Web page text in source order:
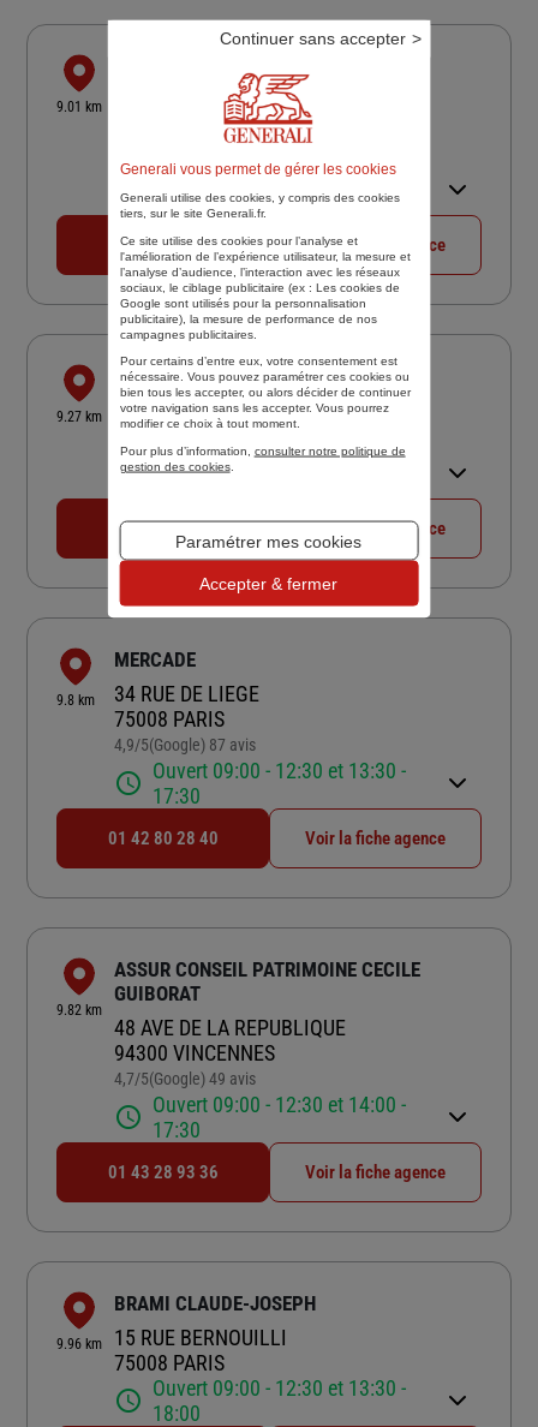
9.01 km
BAYLE ASSURANCES ET PATRIMOINE
3 RUE EDOUARD FOURNIER
75116 PARIS
Ouvert 09:00 - 13:00 et 14:00 -
18:00
01 42 08 89 26 Voir la fiche agence
9.27 km
PARIENTE PASCAL
37 AV GAMBETTA
75020 PARIS
Ouvert 09:30 - 12:00 et 14:00 -
01 43 66 18 72 Voir la fiche agence
9.8 km
MERCADE
34 RUE DE LIEGE
75008 PARIS
4,9/5Note de 4.9 sur 5
(Google) 87 avis
Ouvert 09:00 - 12:30 et 13:30 -
17:30
01 42 80 28 40 Voir la fiche agence
9.82 km
ASSUR CONSEIL PATRIMOINE CECILE
GUIBORAT
48 AVE DE LA REPUBLIQUE
94300 VINCENNES
4,7/5Note de 4.7 sur 5
(Google) 49 avis
Ouvert 09:00 - 12:30 et 14:00 -
17:30
01 43 28 93 36 Voir la fiche agence
9.96 km
BRAMI CLAUDE-JOSEPH
15 RUE BERNOUILLI
75008 PARIS
Ouvert 09:00 - 12:30 et 13:30 -
18:00
Generali vous permet de gérer les cookies
Generali utilise des cookies, y compris des cookies
tiers, sur le site Generali.fr.
Ce site utilise des cookies pour l’analyse et
l'amélioration de l’expérience utilisateur, la mesure et
l’analyse d’audience, l’interaction avec les réseaux
sociaux, le ciblage publicitaire (ex : Les cookies de
Google sont utilisés pour la personnalisation
publicitaire), la mesure de performance de nos
campagnes publicitaires.
Pour certains d’entre eux, votre consentement est
nécessaire. Vous pouvez paramétrer ces cookies ou
bien tous les accepter, ou alors décider de continuer
votre navigation sans les accepter. Vous pourrez
modifier ce choix à tout moment.
Pour plus d’information, consulter notre politique de
gestion des cookies.
Paramétrer mes cookies
Continuer sans accepter
Accepter & fermer